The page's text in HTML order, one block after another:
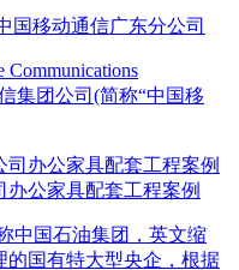
国移动通信广东分公司
集团公司(简称“中国移
公家具配套工程案例
中国石油集团，英文缩
的国有特大型央企，根据